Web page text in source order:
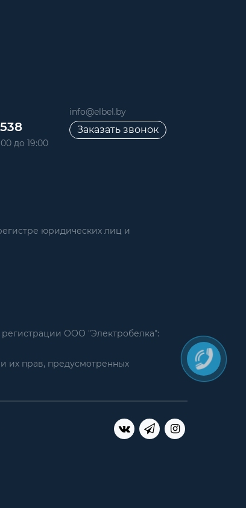
до 19:00
info@elbel.by
Заказать звонок
юридических лиц и
ООО "Электробелка":
их прав, предусмотренных